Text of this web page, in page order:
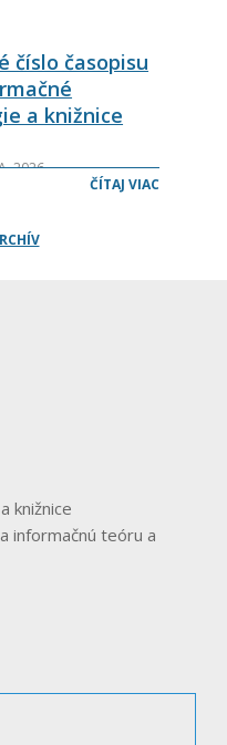
učebnicu Úvod do
autorky
číslo časopisu
a knižnice
2026
prvé
ČÍTAJ VIAC
knižnice
informačnú teóru a